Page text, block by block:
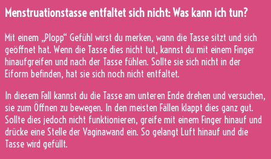
Menstruationstasse entfaltet sich nicht: Was kann ich tun?
Mit einem „Plopp“ Gefühl wirst du merken, wann die Tasse sitzt und sich
geöffnet hat. Wenn die Tasse dies nicht tut, kannst du mit einem Finger
hinaufgreifen und nach der Tasse fühlen. Sollte sie sich nicht in der
Eiform befinden, hat sie sich noch nicht entfaltet.
In diesem Fall kannst du die Tasse am unteren Ende drehen und versuchen,
sie zum Öffnen zu bewegen. In den meisten Fällen klappt dies ganz gut.
Sollte dies jedoch nicht funktionieren, greife mit einem Finger hinauf und
drücke eine Stelle der Vaginawand ein. So gelangt Luft hinauf und die
Tasse wird gefüllt.